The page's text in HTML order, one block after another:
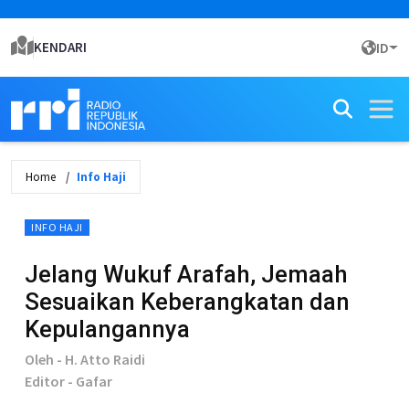
KENDARI ID
Home Info Haji
INFO HAJI
Jelang Wukuf Arafah, Jemaah
Sesuaikan Keberangkatan dan
Kepulangannya
Oleh - H. Atto Raidi
Editor - Gafar